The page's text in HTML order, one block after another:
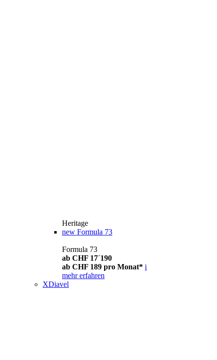
Heritage
new Formula 73
Formula 73
ab CHF 17´190
ab CHF 189 pro Monat* i
mehr erfahren
XDiavel